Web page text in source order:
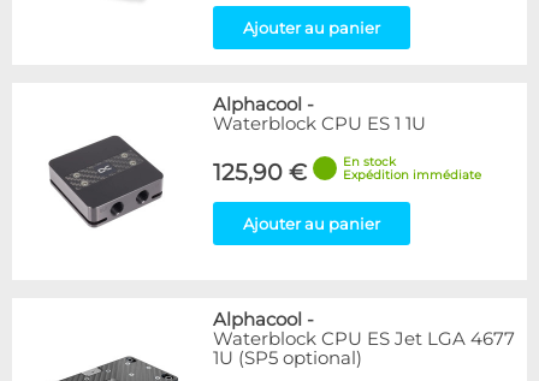
Ajouter au panier
Alphacool -
Waterblock CPU ES 1 1U
125,90 €
En stock
Expédition immédiate
Ajouter au panier
Alphacool -
Waterblock CPU ES Jet LGA 4677
1U (SP5 optional)